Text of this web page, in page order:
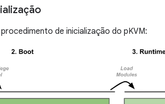
de inicialização do pKVM: